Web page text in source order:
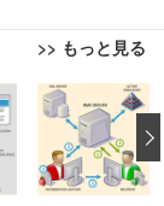
>> もっと見る
レワーク 疲れな
クト 約105度ロッ
昇降 強化ナイロ
ワーク H-WY01
ター | FlexScan
Type-C・ホワ
薄型 レギュラー 1